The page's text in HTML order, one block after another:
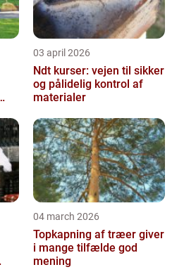
03 april 2026
Ndt kurser: vejen til sikker
og pålidelig kontrol af
materialer
04 march 2026
Topkapning af træer giver
i mange tilfælde god
mening